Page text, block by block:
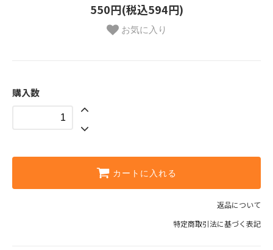
550円(税込594円)
お気に入り
購入数
カートに入れる
返品について
特定商取引法に基づく表記